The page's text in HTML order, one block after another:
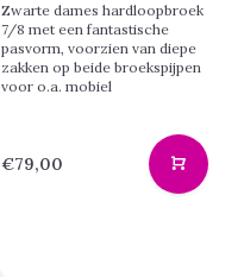
Zwarte dames hardloopbroek
7/8 met een fantastische
pasvorm, voorzien van diepe
zakken op beide broekspijpen
voor o.a. mobiel
€79,00